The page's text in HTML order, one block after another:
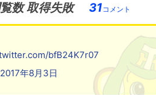
数 取得失敗 31コメント
bfB24K7r07
2017年8月3日